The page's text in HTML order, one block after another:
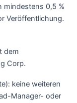
mindestens 0,5 %
Veröffentlichung.
dem
Corp.
keine weiteren
Manager- oder